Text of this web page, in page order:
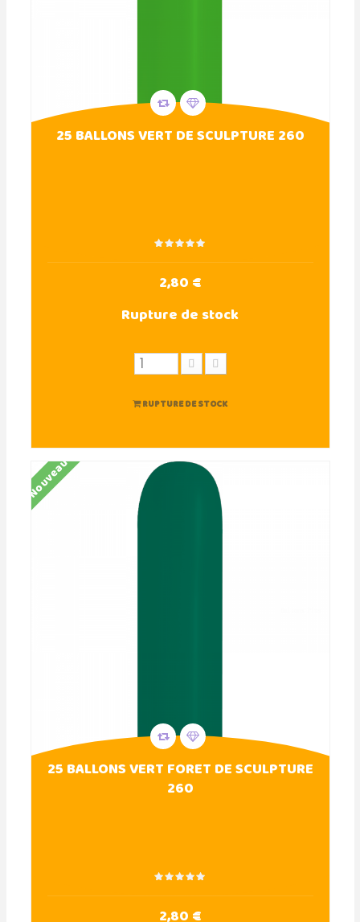
25 BALLONS VERT DE SCULPTURE 260
2,80 €
Rupture de stock
RUPTURE DE STOCK
Nouveau
25 BALLONS VERT FORET DE SCULPTURE
260
2,80 €